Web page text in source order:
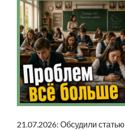
21.07.2026: Обсудили